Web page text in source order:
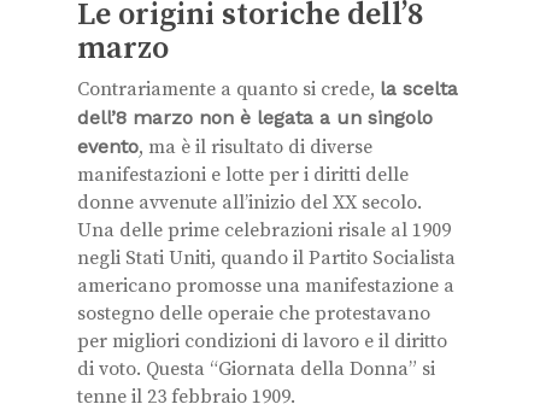
Le origini storiche dell’8
marzo
Contrariamente a quanto si crede, la scelta
dell’8 marzo non è legata a un singolo
evento, ma è il risultato di diverse
manifestazioni e lotte per i diritti delle
donne avvenute all’inizio del XX secolo.
Una delle prime celebrazioni risale al 1909
negli Stati Uniti, quando il Partito Socialista
americano promosse una manifestazione a
sostegno delle operaie che protestavano
per migliori condizioni di lavoro e il diritto
di voto. Questa “Giornata della Donna” si
tenne il 23 febbraio 1909.